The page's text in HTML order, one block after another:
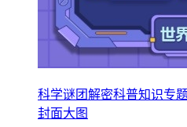
科学谜团解密科普知识专
封面大图